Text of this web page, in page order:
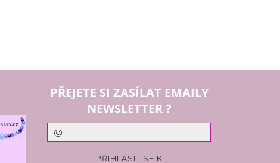
PŘEJETE SI ZASÍLAT EMAILY
NEWSLETTER ?